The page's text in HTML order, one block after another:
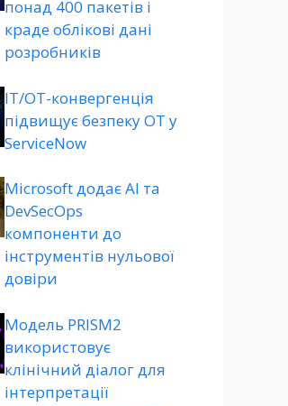
понад 400 пакетів і
краде облікові дані
розробників
ІТ/ОТ-конвергенція
підвищує безпеку ОТ у
ServiceNow
Microsoft додає AI та
DevSecOps
компоненти до
інструментів нульової
довіри
Модель PRISM2
використовує
клінічний діалог для
інтерпретації